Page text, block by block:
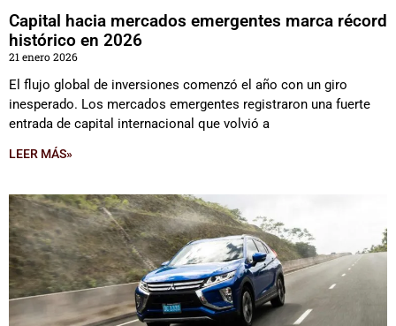
Capital hacia mercados emergentes marca récord
histórico en 2026
21 enero 2026
El flujo global de inversiones comenzó el año con un giro
inesperado. Los mercados emergentes registraron una fuerte
entrada de capital internacional que volvió a
LEER MÁS»